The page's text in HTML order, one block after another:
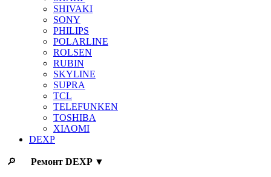
SHIVAKI
SONY
PHILIPS
POLARLINE
ROLSEN
RUBIN
SKYLINE
SUPRA
TCL
TELEFUNKEN
TOSHIBA
XIAOMI
DEXP
🔎 Ремонт DEXP▼